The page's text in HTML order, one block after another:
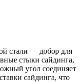
стали — добор для
стыки сайдинга,
угол соединяет
сайдинга, что